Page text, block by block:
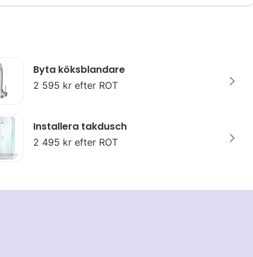
Byta köksblandare
2 595 kr efter ROT
Installera takdusch
2 495 kr efter ROT